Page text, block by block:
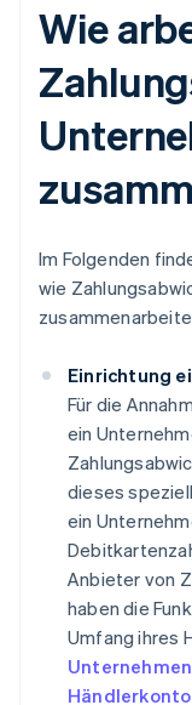
Wie
Im Folgenden
wie
Einrichtung
Für die
ein
dieses
ein
Anbieter von
haben die
Umfang ihres